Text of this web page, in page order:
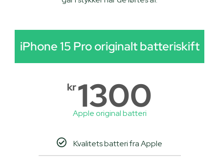
iPhone 15 Pro originalt batteriskift
kr1300
Apple original batteri
Kvalitets batteri fra Apple